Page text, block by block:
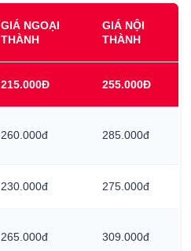
GIÁ NGOẠI
THÀNH
GIÁ NỘI
THÀNH
215.000Đ 255.000Đ
260.000đ 285.000đ
230.000đ 275.000đ
265.000đ 309.000đ